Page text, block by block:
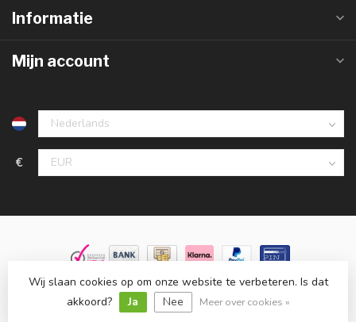
Informatie
Mijn account
€
© Copyright 2026 Groothandelinled.nl - Powered by
Lightspeed
Lightspeed designbyDyvelopment
Wij slaan cookies op om onze website te verbeteren. Is dat
akkoord?
Ja Nee Meer over cookies »